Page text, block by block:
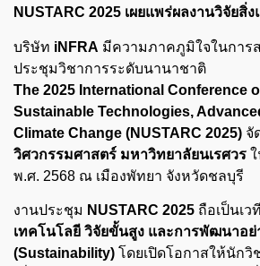
NUSTARC 2025 เผยแพร่ผลงานวิจัยสิ่
บริษัท iNFRA มีความภาคภูมิใจในการ
ประชุมวิชาการระดับนานาชาติ
The 2025 International Conference
Sustainable Technologies,
Climate Change (NUSTARC 2025) จั
วิศวกรรมศาสตร์ มหาวิทยาลัยนเรศวร
พ.ศ. 2568 ณ เมืองพัทยา จังหวัดชลบุรี
งานประชุม NUSTARC 2025 ถือเป็นเ
เทคโนโลยี วิจัยขั้นสูง และการพัฒนาอย่
(Sustainability) โดยเปิดโอกาสให้นักวิ